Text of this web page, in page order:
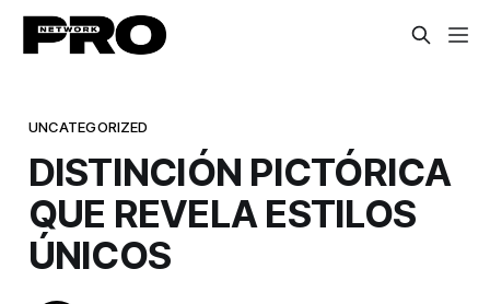
UNCATEGORIZED
DISTINCIÓN PICTÓRICA
QUE REVELA ESTILOS
ÚNICOS